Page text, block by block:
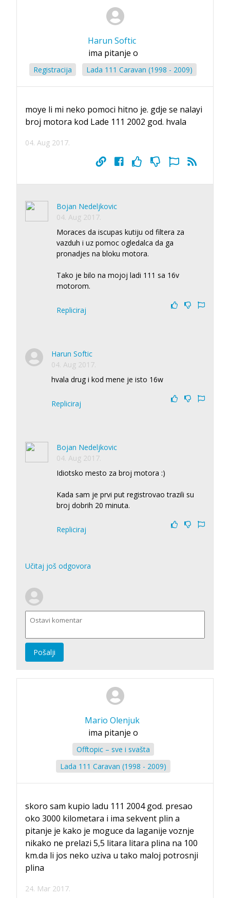
Harun Softic
ima pitanje o
Registracija Lada 111 Caravan (1998 - 2009)
moye li mi neko pomoci hitno je. gdje se nalayi
broj motora kod Lade 111 2002 god. hvala
04. Aug 2017.
Bojan Nedeljkovic
04. Aug 2017.
Moraces da iscupas kutiju od filtera za
vazduh i uz pomoc ogledalca da ga
pronadjes na bloku motora.
Tako je bilo na mojoj ladi 111 sa 16v
motorom.
Repliciraj
Harun Softic
04. Aug 2017.
hvala drug i kod mene je isto 16w
Repliciraj
Bojan Nedeljkovic
04. Aug 2017.
Idiotsko mesto za broj motora :)
Kada sam je prvi put registrovao trazili su
broj dobrih 20 minuta.
Repliciraj
Učitaj još odgovora
Pošalji
Mario Olenjuk
ima pitanje o
Offtopic – sve i svašta
Lada 111 Caravan (1998 - 2009)
skoro sam kupio ladu 111 2004 god. presao
oko 3000 kilometara i ima sekvent plin a
pitanje je kako je moguce da laganije voznje
nikako ne prelazi 5,5 litara litara plina na 100
km.da li jos neko uziva u tako maloj potrosnji
plina
24. Mar 2017.